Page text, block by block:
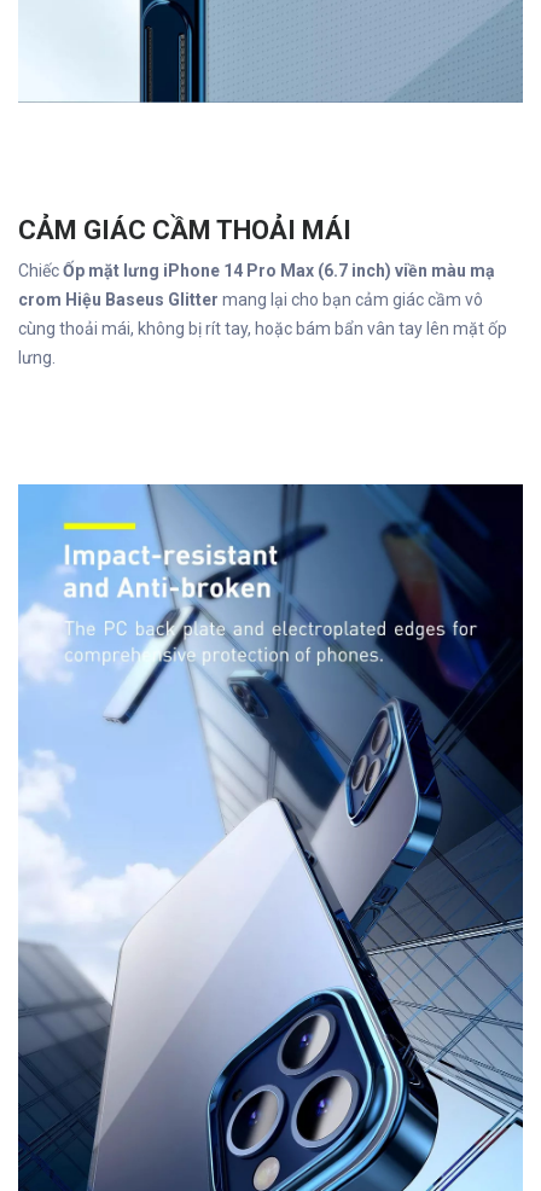
CẢM GIÁC CẦM THOẢI MÁI
ChiếcỐp mặt lưng iPhone 14 Pro Max (6.7 inch) viền màu mạ
crom Hiệu Baseus Glitter mang lại cho bạn cảm giác cầm vô
cùng thoải mái, không bị rít tay, hoặc bám bẩn vân tay lên mặt ốp
lưng.